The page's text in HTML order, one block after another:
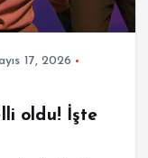
17, 2026
oldu! İşte